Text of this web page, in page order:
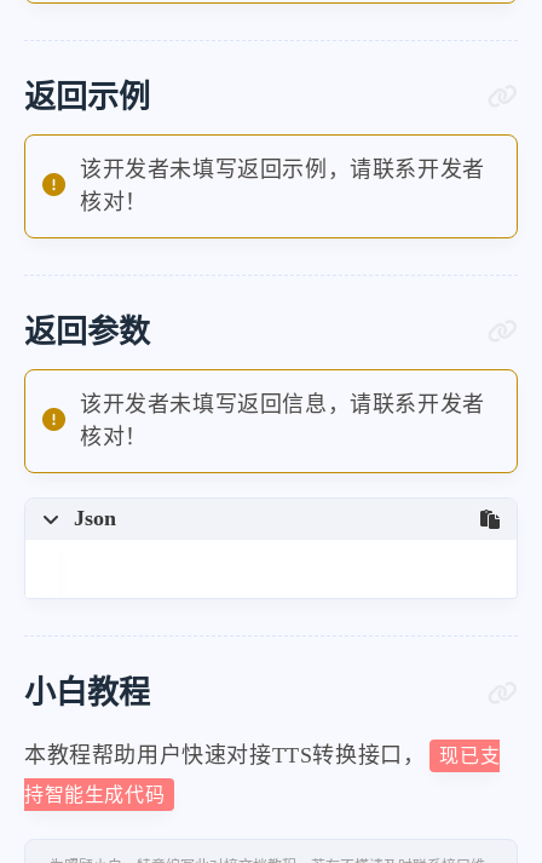
返回示例
该开发者未填写返回示例，请联系开发者
核对！
返回参数
该开发者未填写返回信息，请联系开发者
核对！
Json
小白教程
本教程帮助用户快速对接TTS转换接口，
现已支
持智能生成代码